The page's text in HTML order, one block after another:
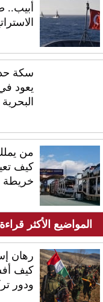
أبيب..
سكة
يعود
البحرية
من
كيف
خريطة
المواضيع الأكثر قراءة
رهان
كيف
ودور